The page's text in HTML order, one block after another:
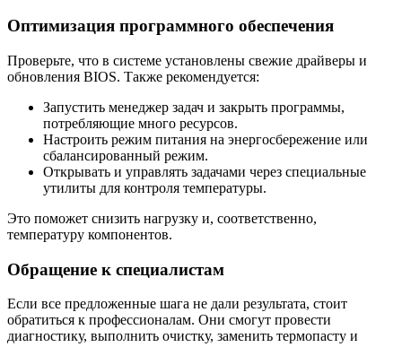
Оптимизация программного обеспечения
Проверьте, что в системе установлены свежие драйверы и
обновления BIOS. Также рекомендуется:
Запустить менеджер задач и закрыть программы,
потребляющие много ресурсов.
Настроить режим питания на энергосбережение или
сбалансированный режим.
Открывать и управлять задачами через специальные
утилиты для контроля температуры.
Это поможет снизить нагрузку и, соответственно,
температуру компонентов.
Обращение к специалистам
Если все предложенные шага не дали результата, стоит
обратиться к профессионалам. Они смогут провести
диагностику, выполнить очистку, заменить термопасту и